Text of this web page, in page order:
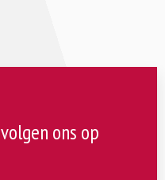
volgen ons op